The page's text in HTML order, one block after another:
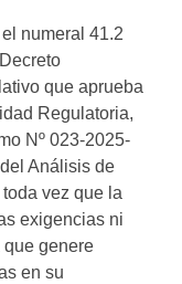
numeral 41.2
que aprueba
Regulatoria,
Nº 023-2025-
Análisis de
vez que la
exigencias ni
que genere
en su